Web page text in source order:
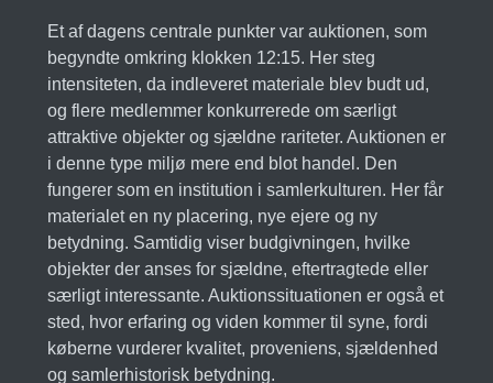
Et af dagens centrale punkter var auktionen, som
begyndte omkring klokken 12:15. Her steg
intensiteten, da indleveret materiale blev budt ud,
og flere medlemmer konkurrerede om særligt
attraktive objekter og sjældne rariteter. Auktionen er
i denne type miljø mere end blot handel. Den
fungerer som en institution i samlerkulturen. Her får
materialet en ny placering, nye ejere og ny
betydning. Samtidig viser budgivningen, hvilke
objekter der anses for sjældne, eftertragtede eller
særligt interessante. Auktionssituationen er også et
sted, hvor erfaring og viden kommer til syne, fordi
køberne vurderer kvalitet, proveniens, sjældenhed
og samlerhistorisk betydning.